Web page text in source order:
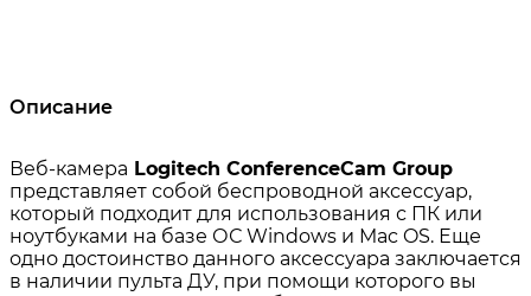
Описание